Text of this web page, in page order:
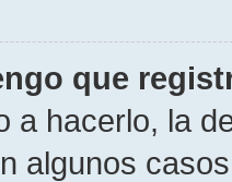
que
a hacerlo, la
algunos